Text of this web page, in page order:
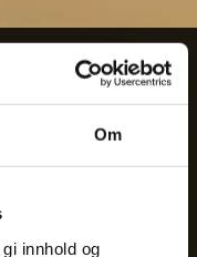
Om
innhold og
og største
i bransjen helt